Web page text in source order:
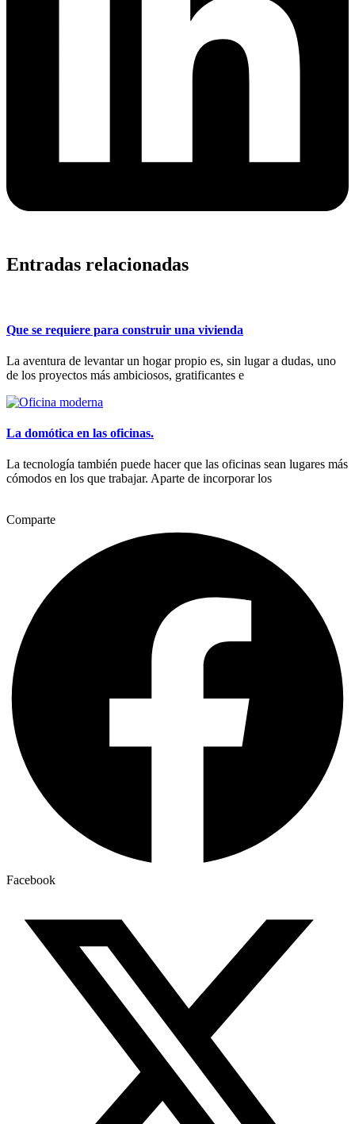
Entradas relacionadas
Que se requiere para construir una vivienda
La aventura de levantar un hogar propio es, sin lugar a dudas, uno
de los proyectos más ambiciosos, gratificantes e
La domótica en las oficinas.
La tecnología también puede hacer que las oficinas sean lugares más
cómodos en los que trabajar. Aparte de incorporar los
Comparte
Facebook